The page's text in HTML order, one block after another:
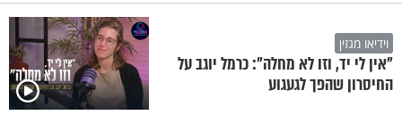
וידיאו מגזין
"אין לי יד, וזו לא מחלה": כרמל יוגב על
החיסרון שהפך לגעגוע